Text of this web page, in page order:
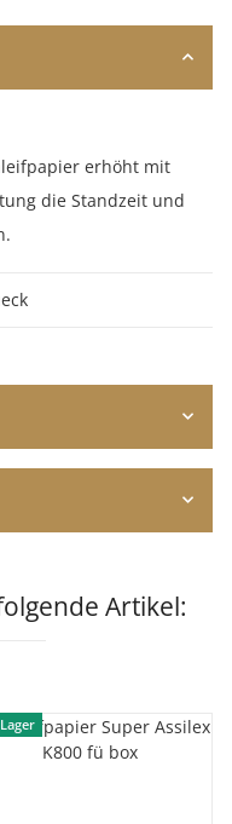
erhöht mit
die Standzeit und
Artikel: